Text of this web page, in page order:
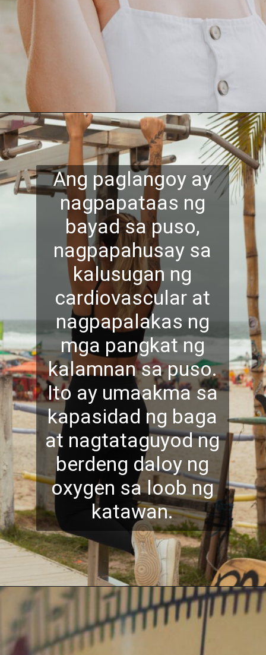
Ang paglangoy ay
nagpapataas ng
bayad sa puso,
nagpapahusay sa
kalusugan ng
cardiovascular at
nagpapalakas ng
mga pangkat ng
kalamnan sa puso.
Ito ay umaakma sa
kapasidad ng baga
at nagtataguyod ng
berdeng daloy ng
oxygen sa loob ng
katawan.